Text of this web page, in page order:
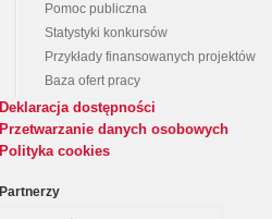
Pomoc publiczna
Statystyki konkursów
Przykłady finansowanych projektów
Baza ofert pracy
Deklaracja dostępności
Przetwarzanie danych osobowych
Polityka cookies
Partnerzy